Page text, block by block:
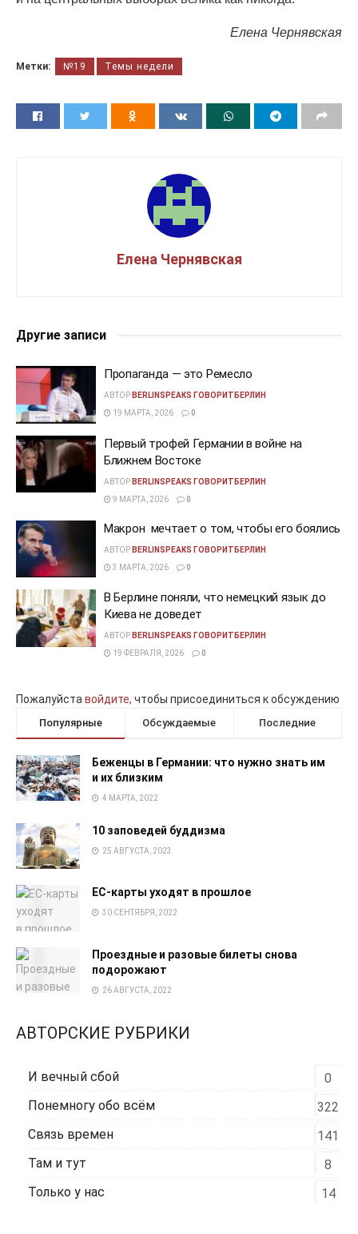
Елена Чернявская
Метки: №19 Темы недели
Елена Чернявская
Другие записи
Пропаганда — это Ремесло
АВТОР BERLINSPEAKS ГОВОРИТБЕРЛИН
19 МАРТА, 2026
0
Первый трофей Германии в войне на
Ближнем Востоке
АВТОР BERLINSPEAKS ГОВОРИТБЕРЛИН
9 МАРТА, 2026
0
Макрон мечтает о том, чтобы его боялись
АВТОР BERLINSPEAKS ГОВОРИТБЕРЛИН
3 МАРТА, 2026
0
В Берлине поняли, что немецкий язык до
Киева не доведет
АВТОР BERLINSPEAKS ГОВОРИТБЕРЛИН
19 ФЕВРАЛЯ, 2026
0
Пожалуйставойдите, чтобы присоединиться к обсуждению
Популярные Обсуждаемые Последние
Беженцы в Германии: что нужно знать им
и их близким
4 МАРТА, 2022
10 заповедей буддизма
25 АВГУСТА, 2023
EC-карты уходят в прошлое
30 СЕНТЯБРЯ, 2022
Проездные и разовые билеты снова
подорожают
26 АВГУСТА, 2022
АВТОРСКИЕ РУБРИКИ
И вечный сбой
0
Понемногу обо всём
322
Связь времен
141
Там и тут
8
Только у нас
14